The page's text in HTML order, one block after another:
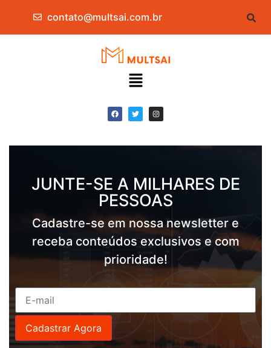
contato@multsai.com.br
JUNTE-SE A MILHARES DE
PESSOAS
Cadastre-se em nossa newsletter e
receba conteúdos exclusivos e com
prioridade!